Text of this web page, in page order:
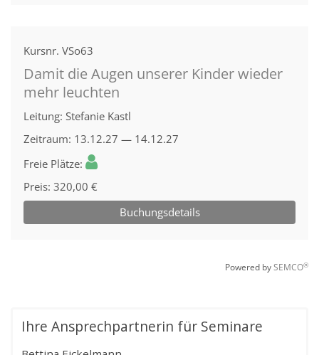
Ihre Ansprechpartnerin für Seminare